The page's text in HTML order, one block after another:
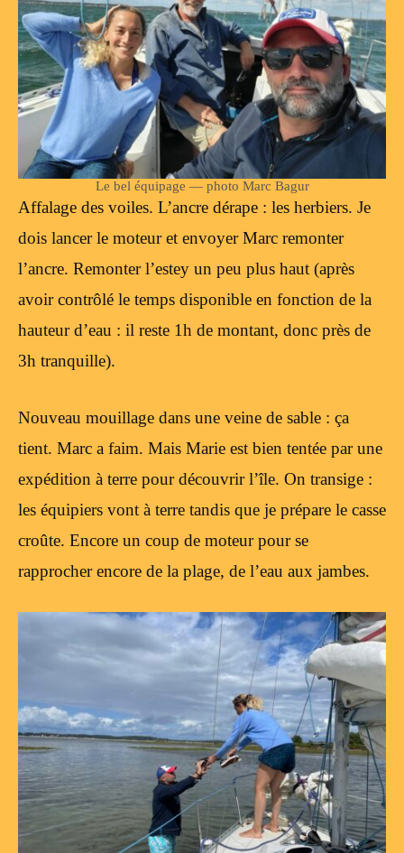
Le bel équipage — photo Marc Bagur
Affalage des voiles. L’ancre dérape : les herbiers. Je
dois lancer le moteur et envoyer Marc remonter
l’ancre. Remonter l’estey un peu plus haut (après
avoir contrôlé le temps disponible en fonction de la
hauteur d’eau : il reste 1h de montant, donc près de
3h tranquille).
Nouveau mouillage dans une veine de sable : ça
tient. Marc a faim. Mais Marie est bien tentée par une
expédition à terre pour découvrir l’île. On transige :
les équipiers vont à terre tandis que je prépare le casse
croûte. Encore un coup de moteur pour se
rapprocher encore de la plage, de l’eau aux jambes.